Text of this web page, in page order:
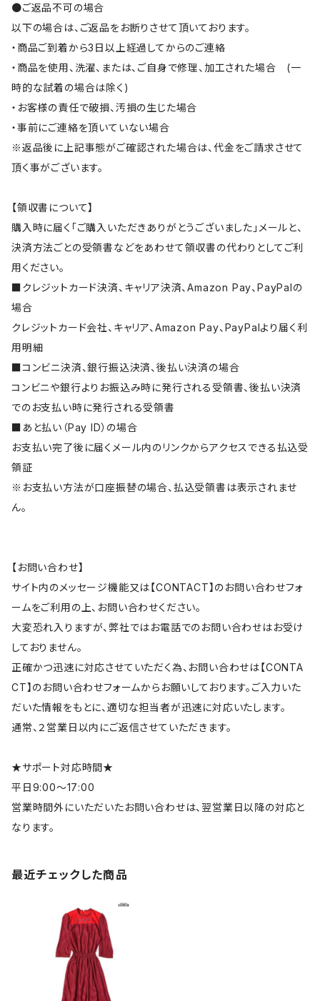
●ご返品不可の場合
以下の場合は、ご返品をお断りさせて頂いております。
・商品ご到着から3日以上経過してからのご連絡
・商品を使用、洗濯、または、ご自身で修理、加工された場合 (一
時的な試着の場合は除く)
・お客様の責任で破損、汚損の生じた場合
・事前にご連絡を頂いていない場合
※返品後に上記事態がご確認された場合は、代金をご請求させて
頂く事がございます。
【領収書について】
購入時に届く「ご購入いただきありがとうございました」メールと、
決済方法ごとの受領書などをあわせて領収書の代わりとしてご利
用ください。
■クレジットカード決済、キャリア決済、Amazon Pay、PayPalの
場合
クレジットカード会社、キャリア、Amazon Pay、PayPalより届く利
用明細
■コンビニ決済、銀行振込決済、後払い決済の場合
コンビニや銀行よりお振込み時に発行される受領書、後払い決済
でのお支払い時に発行される受領書
■あと払い（Pay ID）の場合
お支払い完了後に届くメール内のリンクからアクセスできる払込受
領証
※お支払い方法が口座振替の場合、払込受領書は表示されませ
ん。
【お問い合わせ】
サイト内のメッセージ機能又は【CONTACT】のお問い合わせフォ
ームをご利用の上、お問い合わせください。
大変恐れ入りますが、弊社ではお電話でのお問い合わせはお受け
しておりません。
正確かつ迅速に対応させていただく為、お問い合わせは【CONTA
CT】のお問い合わせフォームからお願いしております。ご入力いた
だいた情報をもとに、適切な担当者が迅速に対応いたします。
通常、２営業日以内にご返信させていただきます。
★サポート対応時間★
平日9:00～17:00
営業時間外にいただいたお問い合わせは、翌営業日以降の対応と
なります。
最近チェックした商品